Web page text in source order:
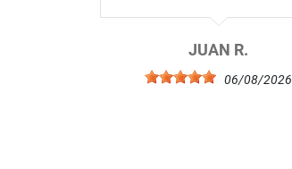
JUAN R.
06/08/2026